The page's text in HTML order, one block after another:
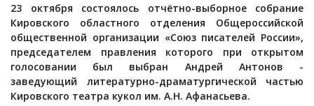
23 октября состоялось отчётно-выборное собрание
Кировского областного отделения Общероссийской
общественной организации «Союз писателей России»,
председателем правления которого при открытом
голосовании был выбран Андрей Антонов -
заведующий литературно-драматургической частью
Кировского театра кукол им. А.Н. Афанасьева.